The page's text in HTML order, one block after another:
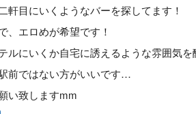
軒目にいくようなバーを探してます！
、エロめが希望です！
ルにいくか自宅に誘えるような雰囲気
前ではない方がいいです…
い致しますmm